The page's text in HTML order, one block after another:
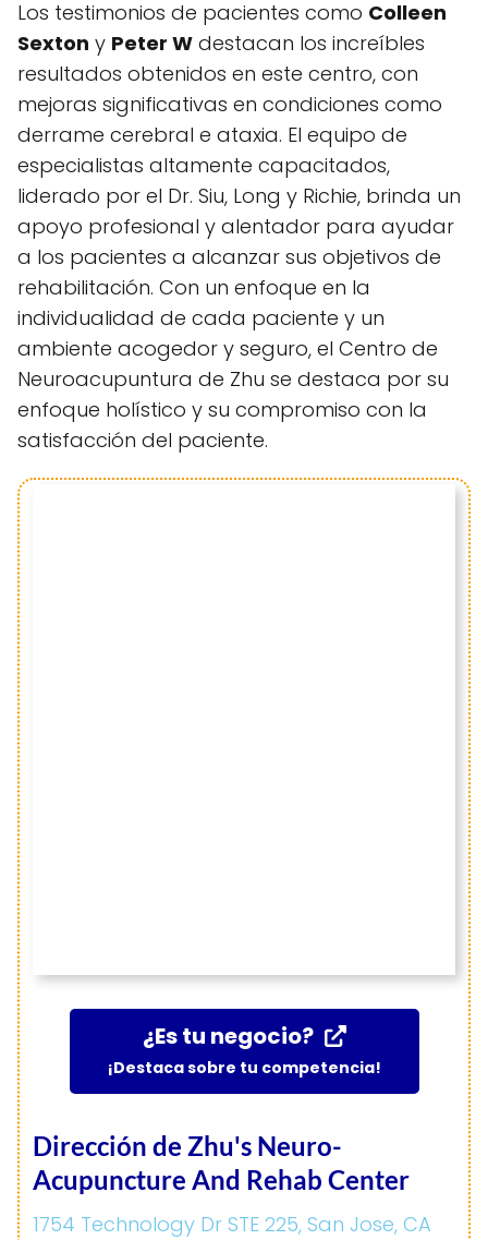
Los testimonios de pacientes como Colleen
Sexton y Peter W destacan los increíbles
resultados obtenidos en este centro, con
mejoras significativas en condiciones como
derrame cerebral e ataxia. El equipo de
especialistas altamente capacitados,
liderado por el Dr. Siu, Long y Richie, brinda un
apoyo profesional y alentador para ayudar
a los pacientes a alcanzar sus objetivos de
rehabilitación. Con un enfoque en la
individualidad de cada paciente y un
ambiente acogedor y seguro, el Centro de
Neuroacupuntura de Zhu se destaca por su
enfoque holístico y su compromiso con la
satisfacción del paciente.
¿Es tu negocio?
¡Destaca sobre tu competencia!
Dirección de Zhu's Neuro-
Acupuncture And Rehab Center
1754 Technology Dr STE 225, San Jose, CA